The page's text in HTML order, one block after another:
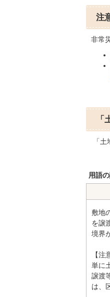
注
非常
「土
用語
敷地
を譲
境界
【注
単に
譲渡
は、